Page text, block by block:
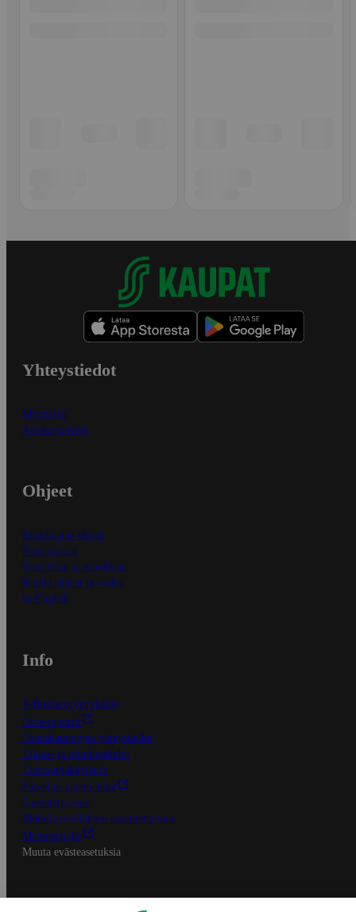
Yhteystiedot
Myymälät
Asiakaspalvelu
Ohjeet
Ensitilaajan ohjeet
Näin maksat
Näin tilaat ja muokkaat
Kaikki ohjeet ja vinkit
In English
Info
S-Business yrityksille
Oiva-raportit
Osuuskauppojen yhteystiedot
Tilaus- ja toimitusehdot
Tietosuojakäytäntö
Palvelun käyttöehdot
Saavutettavuus
Mobiilisovelluksen saavutettavuus
Mainostajalle
Muuta evästeasetuksia